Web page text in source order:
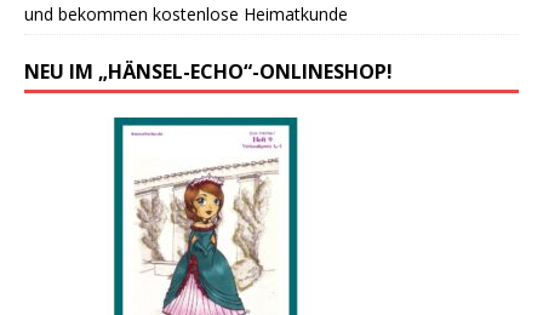
und bekommen kostenlose Heimatkunde
NEU IM „HÄNSEL-ECHO“-ONLINESHOP!